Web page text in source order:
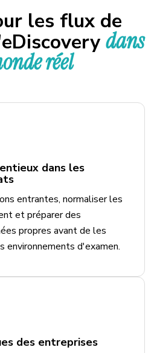
les flux de
dans
réel
dans les
entrantes, normaliser les
et préparer des
propres avant de les
environnements d'examen.
des entreprises